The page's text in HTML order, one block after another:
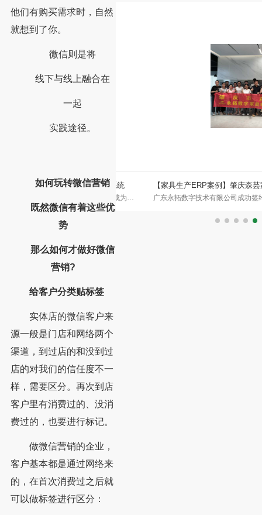
他们有购买需求时，自然
就想到了你。
微信则是将
线下与线上融合在
一起
实践途径。
如何玩转微信营销
既然微信有着这些优
势
那么如何才做好微信
营销?
给客户分类贴标签
实体店的微信客户来
源一般是门店和网络两个
渠道，到过店的和没到过
店的对我们的信任度不一
样，需要区分。再次到店
客户里有消费过的、没消
费过的，也要进行标记。
做微信营销的企业，
客户基本都是通过网络来
的，在首次消费过之后就
可以做标签进行区分：
入永拓数字CRM+ERP系统
方米现代化制造基地，拥有超
【家具生产ERP案例】肇庆森芸家具生
广东永拓数字技术有限公司成功签约肇庆市